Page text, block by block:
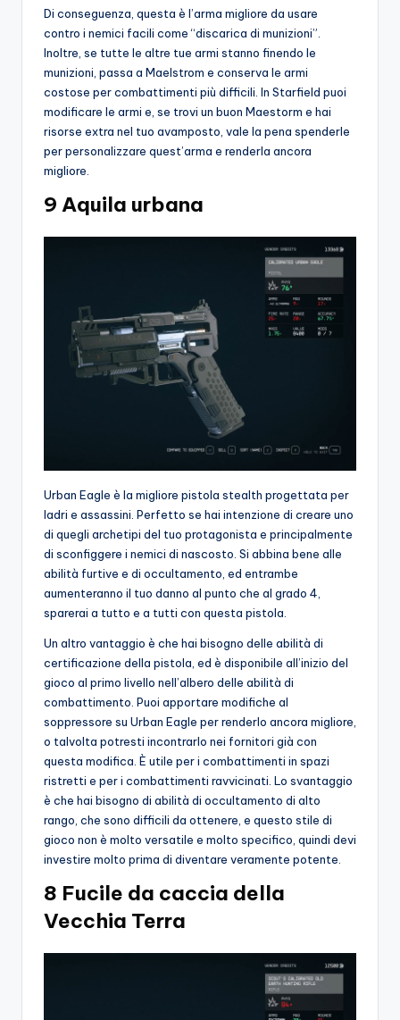
Di conseguenza, questa è l’arma migliore da usare
contro i nemici facili come “discarica di munizioni”.
Inoltre, se tutte le altre tue armi stanno finendo le
munizioni, passa a Maelstrom e conserva le armi
costose per combattimenti più difficili. In Starfield puoi
modificare le armi e, se trovi un buon Maestorm e hai
risorse extra nel tuo avamposto, vale la pena spenderle
per personalizzare quest’arma e renderla ancora
migliore.
9 Aquila urbana
Urban Eagle è la migliore pistola stealth progettata per
ladri e assassini. Perfetto se hai intenzione di creare uno
di quegli archetipi del tuo protagonista e principalmente
di sconfiggere i nemici di nascosto. Si abbina bene alle
abilità furtive e di occultamento, ed entrambe
aumenteranno il tuo danno al punto che al grado 4,
sparerai a tutto e a tutti con questa pistola.
Un altro vantaggio è che hai bisogno delle abilità di
certificazione della pistola, ed è disponibile all’inizio del
gioco al primo livello nell’albero delle abilità di
combattimento. Puoi apportare modifiche al
soppressore su Urban Eagle per renderlo ancora migliore,
o talvolta potresti incontrarlo nei fornitori già con
questa modifica. È utile per i combattimenti in spazi
ristretti e per i combattimenti ravvicinati. Lo svantaggio
è che hai bisogno di abilità di occultamento di alto
rango, che sono difficili da ottenere, e questo stile di
gioco non è molto versatile e molto specifico, quindi devi
investire molto prima di diventare veramente potente.
8 Fucile da caccia della
Vecchia Terra